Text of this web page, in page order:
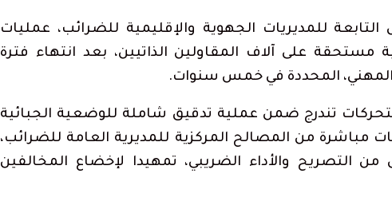
للمديريات الجهوية والإقليمية للضرائب، عمليات
على آلاف المقاولين الذاتيين، بعد انتهاء فترة
المهني، المحددة في خمس سنوات.
تندرج ضمن عملية تدقيق شاملة للوضعية الجبائية
مباشرة من المصالح المركزية للمديرية العامة للضرائب،
التصريح والأداء الضريبي، تمهيدا لإخضاع المخالفين